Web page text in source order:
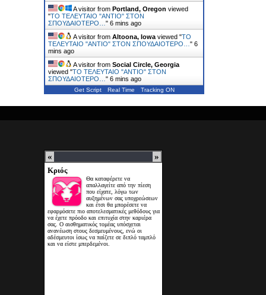
A visitor from Portland, Oregon viewed
"ΤΟ ΤΕΛΕΥΤΑΙΟ "ΑΝΤΙΟ" ΣΤΟΝ
ΣΠΟΥΔΑΙΟΤΕΡΟ… " 6 mins ago
A visitor from Altoona, Iowa viewed "ΤΟ
ΤΕΛΕΥΤΑΙΟ "ΑΝΤΙΟ" ΣΤΟΝ ΣΠΟΥΔΑΙΟΤΕΡΟ… " 6
mins ago
A visitor from Social Circle, Georgia
viewed "ΤΟ ΤΕΛΕΥΤΑΙΟ "ΑΝΤΙΟ" ΣΤΟΝ
ΣΠΟΥΔΑΙΟΤΕΡΟ… " 6 mins ago
Get Script Real Time Tracking ON